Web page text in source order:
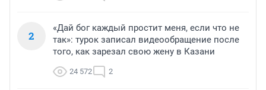
2
«Дай бог каждый простит меня, если что не
так»: турок записал видеообращение после
того, как зарезал свою жену в Казани
24 572 2